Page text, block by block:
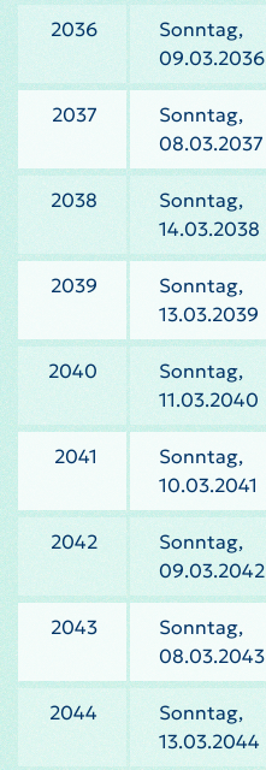
2036
Sonntag,
09.03.2036
2037
Sonntag,
08.03.2037
2038
Sonntag,
14.03.2038
2039
Sonntag,
13.03.2039
2040
Sonntag,
11.03.2040
2041
Sonntag,
10.03.2041
2042
Sonntag,
09.03.2042
2043
Sonntag,
08.03.2043
2044
Sonntag,
13.03.2044